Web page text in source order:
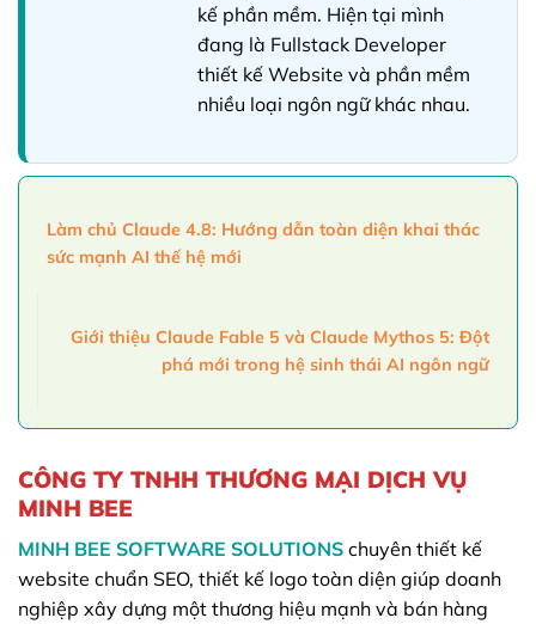
kế phần mềm. Hiện tại mình
đang là Fullstack Developer
thiết kế Website và phần mềm
nhiều loại ngôn ngữ khác nhau.
Làm chủ Claude 4.8: Hướng dẫn toàn diện khai thác
sức mạnh AI thế hệ mới
Giới thiệu Claude Fable 5 và Claude Mythos 5: Đột
phá mới trong hệ sinh thái AI ngôn ngữ
CÔNG TY TNHH THƯƠNG MẠI DỊCH VỤ
MINH BEE
MINH BEE SOFTWARE SOLUTIONS chuyên thiết kế
website chuẩn SEO, thiết kế logo toàn diện giúp doanh
nghiệp xây dựng một thương hiệu mạnh và bán hàng